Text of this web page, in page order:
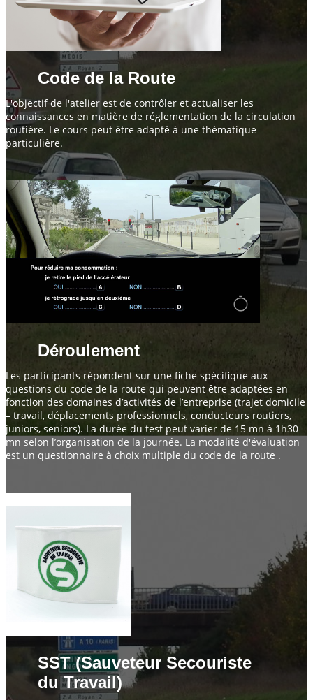
Code de la Route
L'objectif de l'atelier est de contrôler et actualiser les
connaissances en matière de réglementation de la circulation
routière. Le cours peut être adapté à une thématique
particulière.
Déroulement
Les participants répondent sur une fiche spécifique aux
questions du code de la route qui peuvent être adaptées en
fonction des domaines d’activités de l’entreprise (trajet domicile
– travail, déplacements professionnels, conducteurs routiers,
juniors, seniors). La durée du test peut varier de 15 mn à 1h30
mn selon l’organisation de la journée. La modalité d'évaluation
est un questionnaire à choix multiple du code de la route .
SST (Sauveteur Secouriste
du Travail)